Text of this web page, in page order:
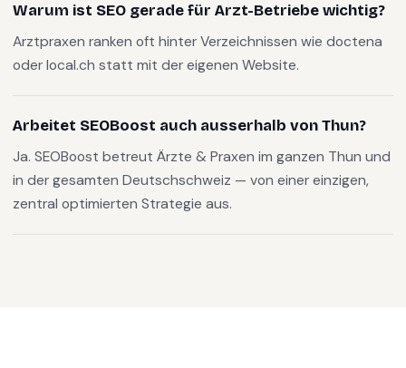
Warum ist SEO gerade für Arzt-Betriebe wichtig?
Arztpraxen ranken oft hinter Verzeichnissen wie doctena
oder local.ch statt mit der eigenen Website.
Arbeitet SEOBoost auch ausserhalb von Thun?
Ja. SEOBoost betreut Ärzte & Praxen im ganzen Thun und
in der gesamten Deutschschweiz — von einer einzigen,
zentral optimierten Strategie aus.